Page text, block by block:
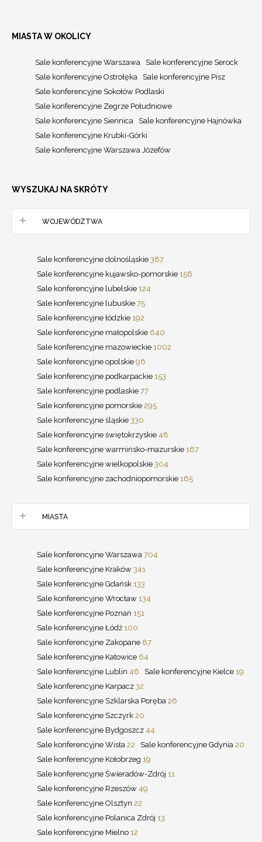
MIASTA W OKOLICY
Sale konferencyjne Warszawa
Sale konferencyjne Serock
Sale konferencyjne Ostrołęka
Sale konferencyjne Pisz
Sale konferencyjne Sokołów Podlaski
Sale konferencyjne Zegrze Południowe
Sale konferencyjne Siennica
Sale konferencyjne Hajnówka
Sale konferencyjne Krubki-Górki
Sale konferencyjne Warszawa Józefów
WYSZUKAJ NA SKRÓTY
WOJEWÓDZTWA
Sale konferencyjne dolnośląskie 387
Sale konferencyjne kujawsko-pomorskie 156
Sale konferencyjne lubelskie 124
Sale konferencyjne lubuskie 75
Sale konferencyjne łódzkie 192
Sale konferencyjne małopolskie 640
Sale konferencyjne mazowieckie 1002
Sale konferencyjne opolskie 96
Sale konferencyjne podkarpackie 153
Sale konferencyjne podlaskie 77
Sale konferencyjne pomorskie 295
Sale konferencyjne śląskie 330
Sale konferencyjne świętokrzyskie 48
Sale konferencyjne warmińsko-mazurskie 167
Sale konferencyjne wielkopolskie 304
Sale konferencyjne zachodniopomorskie 165
MIASTA
Sale konferencyjne Warszawa 704
Sale konferencyjne Kraków 341
Sale konferencyjne Gdańsk 133
Sale konferencyjne Wrocław 134
Sale konferencyjne Poznań 151
Sale konferencyjne Łódź 100
Sale konferencyjne Zakopane 87
Sale konferencyjne Katowice 64
Sale konferencyjne Lublin 46 Sale konferencyjne Kielce 19
Sale konferencyjne Karpacz 32
Sale konferencyjne Szklarska Poręba 26
Sale konferencyjne Szczyrk 20
Sale konferencyjne Bydgoszcz 44
Sale konferencyjne Wisła 22 Sale konferencyjne Gdynia 20
Sale konferencyjne Kołobrzeg 19
Sale konferencyjne Świeradów-Zdrój 11
Sale konferencyjne Rzeszów 49
Sale konferencyjne Olsztyn 22
Sale konferencyjne Polanica Zdrój 13
Sale konferencyjne Mielno 12